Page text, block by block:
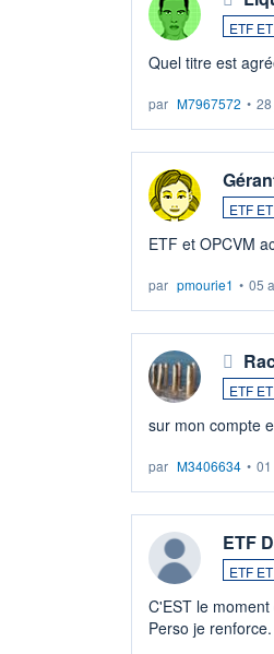
ETF
Quel titre est
par M7967572 •
ETF
par pmourie1 • 05
ETF
sur mon compte
par M3406634 • 01
ETF
ETF
C'EST le
Perso je